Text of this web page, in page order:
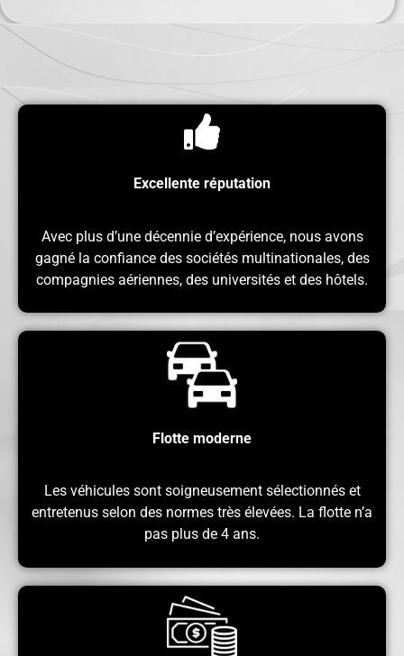
Excellente réputation
Avec plus d’une décennie d’expérience, nous avons
gagné la confiance des sociétés multinationales, des
compagnies aériennes, des universités et des hôtels.
Flotte moderne
Les véhicules sont soigneusement sélectionnés et
entretenus selon des normes très élevées. La flotte n’a
pas plus de 4 ans.